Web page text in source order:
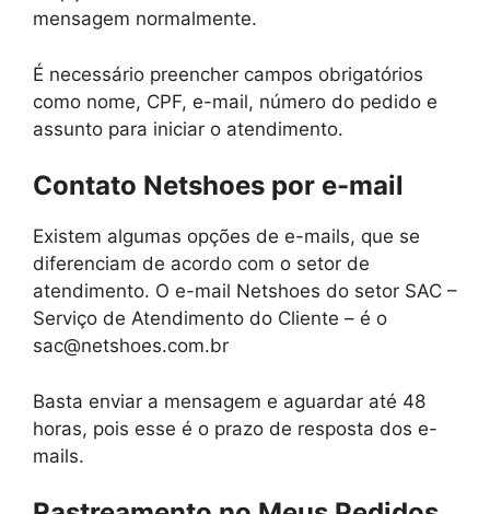
mensagem normalmente.
É necessário preencher campos obrigatórios
como nome, CPF, e-mail, número do pedido e
assunto para iniciar o atendimento.
Contato Netshoes por e-mail
Existem algumas opções de e-mails, que se
diferenciam de acordo com o setor de
atendimento. O e-mail Netshoes do setor SAC –
Serviço de Atendimento do Cliente – é o
sac@netshoes.com.br
Basta enviar a mensagem e aguardar até 48
horas, pois esse é o prazo de resposta dos e-
mails.